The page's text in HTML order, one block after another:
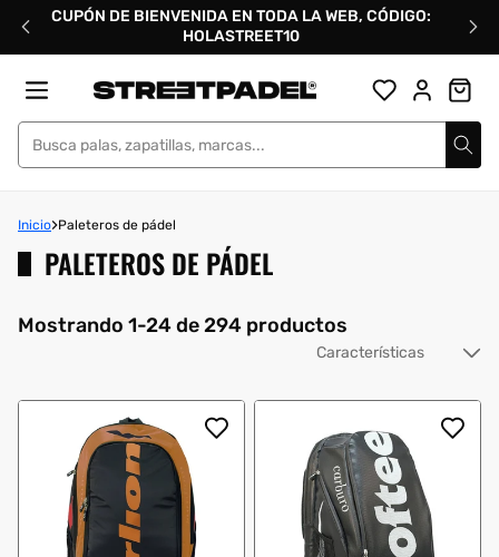
directamente
CUPÓN DE BIENVENIDA EN TODA LA WEB, CÓDIGO:
HOLASTREET10
Street Padel
Inicio Paleteros de pádel
PALETEROS DE PÁDEL
Mostrando 1-24 de 294 productos